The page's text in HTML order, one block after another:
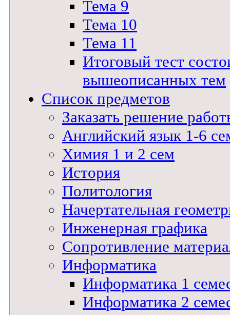
Тема 9
Тема 10
Тема 11
Итоговый тест
вышеописанных тем
Список предметов
Заказать решение
Английский язык 1-6
Химия 1 и 2 сем
История
Политология
Начертательная
Инженерная графика
Сопротивление
Информатика
Информатика 1
Информатика 2